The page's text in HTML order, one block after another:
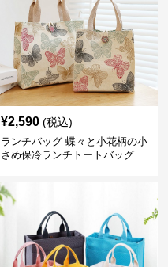
¥2,590 (税込)
ランチバッグ 蝶々と小花柄の小
さめ保冷ランチトートバッグ